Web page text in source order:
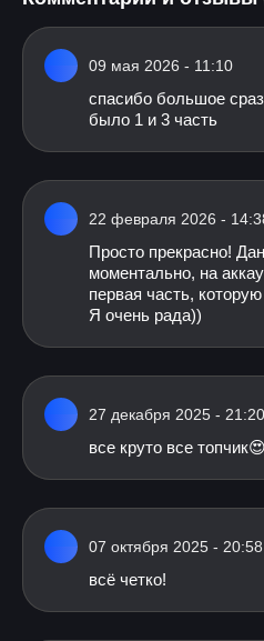
09 мая 2026 - 11:10
спасибо большое
было 1 и 3 часть
22 февраля 2026 -
Просто прекрасно!
моментально, на
первая часть,
Я очень рада))
27 декабря 2025 - 21:20
все круто все
07 октября 2025 - 20:58
всё четко!